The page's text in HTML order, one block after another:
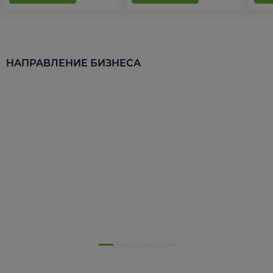
НАПРАВЛЕНИЕ БИЗНЕСА